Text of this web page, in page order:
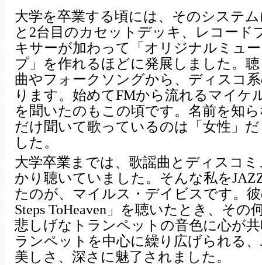
大学を卒業する頃には、そのシステ
と2台目のカセットデッキ、レコード
キサーが加わって「オリジナルミュ
プ」を作れるほどに発展しました。
曲やフォークソングから、ディスコ
ります。始めてFMから流れるマイケ
を聞いたのもこの頃です。名前を知
だけ聞いて歌っているのは「女性」
した。
大学卒業までは、歌謡曲とディスコ
かり聴いていました。そんな私を
たのが、マイルス・デイビスです。彼
Steps ToHeaven」を聴いたとき、その
悲しげなトランペットの音色に心が
ランペットを中心に繰り広げられる
美しさ、深さに魅了されました。